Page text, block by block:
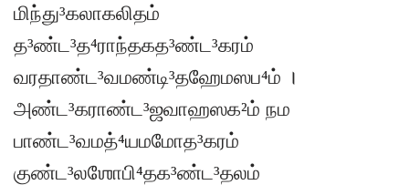
மிந்து³கலாகலிதம்
த³ண்ட³த⁴ராந்தகத³ண்ட³கரம்
வரதாண்ட³வமண்டி³தஹேமஸப⁴ம் ।
அண்ட³கராண்ட³ஜவாஹஸக²ம் நம
பாண்ட³வமத்⁴யமமோத³கரம்
குண்ட³லஶோபி⁴தக³ண்ட³தலம்